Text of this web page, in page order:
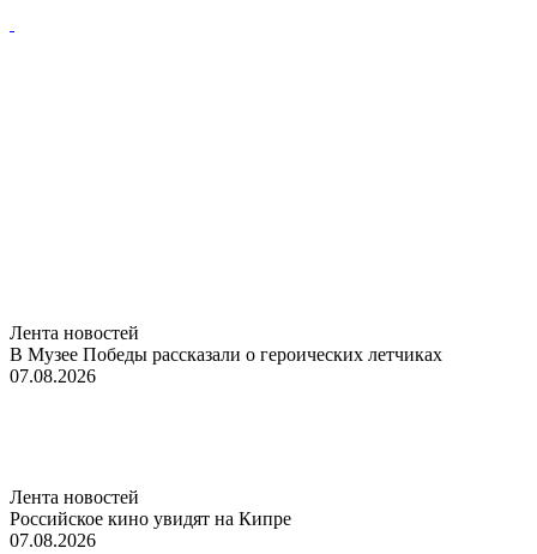
Лента новостей
В Музее Победы рассказали о героических летчиках
07.08.2026
Лента новостей
Российское кино увидят на Кипре
07.08.2026